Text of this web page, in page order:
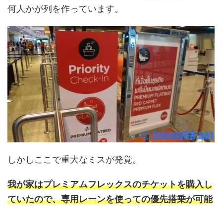
何人かが列を作っています。
しかしここで重大なミスが発覚。
我が家はプレミアムフレックスのチケットを購入し
ていたので、専用レーンを使っての優先搭乗が可能